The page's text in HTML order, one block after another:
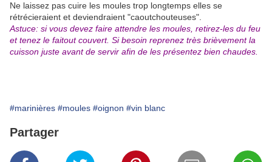
Ne laissez pas cuire les moules trop longtemps elles se
rétrécieraient et deviendraient "caoutchouteuses".
Astuce: si vous devez faire attendre les moules, retirez-les du feu
et tenez le faitout couvert. Si besoin reprenez très brièvement la
cuisson juste avant de servir afin de les présentez bien chaudes.
#marinières #moules #oignon #vin blanc
Partager